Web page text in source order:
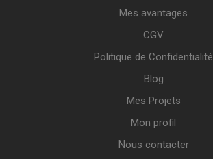
Mes avantages
CGV
Politique de Confidentialité
Blog
Mes Projets
Mon profil
Nous contacter